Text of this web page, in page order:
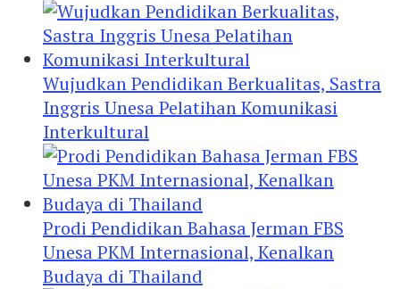
Wujudkan Pendidikan Berkualitas, Sastra
Inggris Unesa Pelatihan Komunikasi
Interkultural
Prodi Pendidikan Bahasa Jerman FBS
Unesa PKM Internasional, Kenalkan
Budaya di Thailand